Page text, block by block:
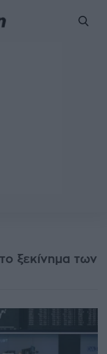
ξεκίνημα των